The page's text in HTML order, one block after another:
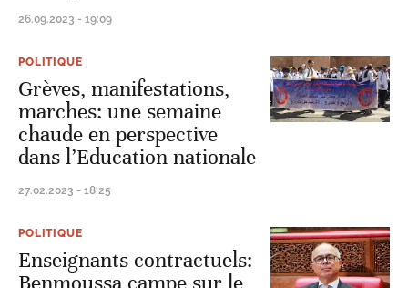
26.09.2023 - 19:09
POLITIQUE
Grèves, manifestations,
marches: une semaine
chaude en perspective
dans l’Education nationale
27.02.2023 - 18:25
POLITIQUE
Enseignants contractuels: